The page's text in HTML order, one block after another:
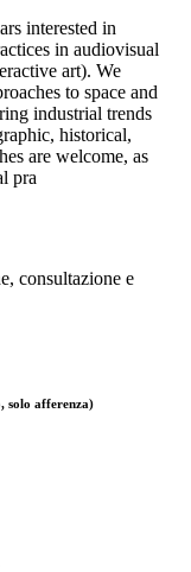
interested in
in audiovisual
art). We
to space and
industrial trends
historical,
are welcome, as
pra
consultazione e
solo afferenza)